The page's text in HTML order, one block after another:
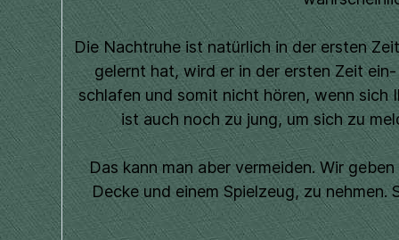
Die Nachtruhe ist natürlich in der ersten
gelernt hat, wird er in der ersten Zeit
schlafen und somit nicht hören, wenn sich
ist auch noch zu jung, um sich zu
Das kann man aber vermeiden. Wir
Decke und einem Spielzeug, zu